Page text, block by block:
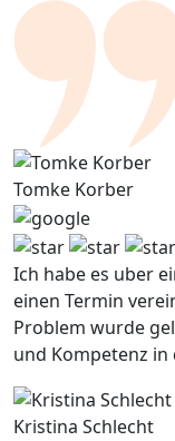
Tomke Korber
Ich habe es uber
einen Termin
Problem wurde
und Kompetenz in
Kristina Schlecht